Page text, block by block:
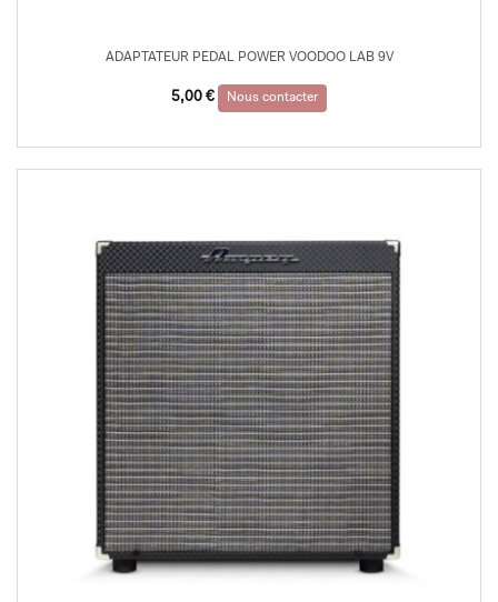
ADAPTATEUR PEDAL POWER VOODOO LAB 9V
5,00 € Nous contacter